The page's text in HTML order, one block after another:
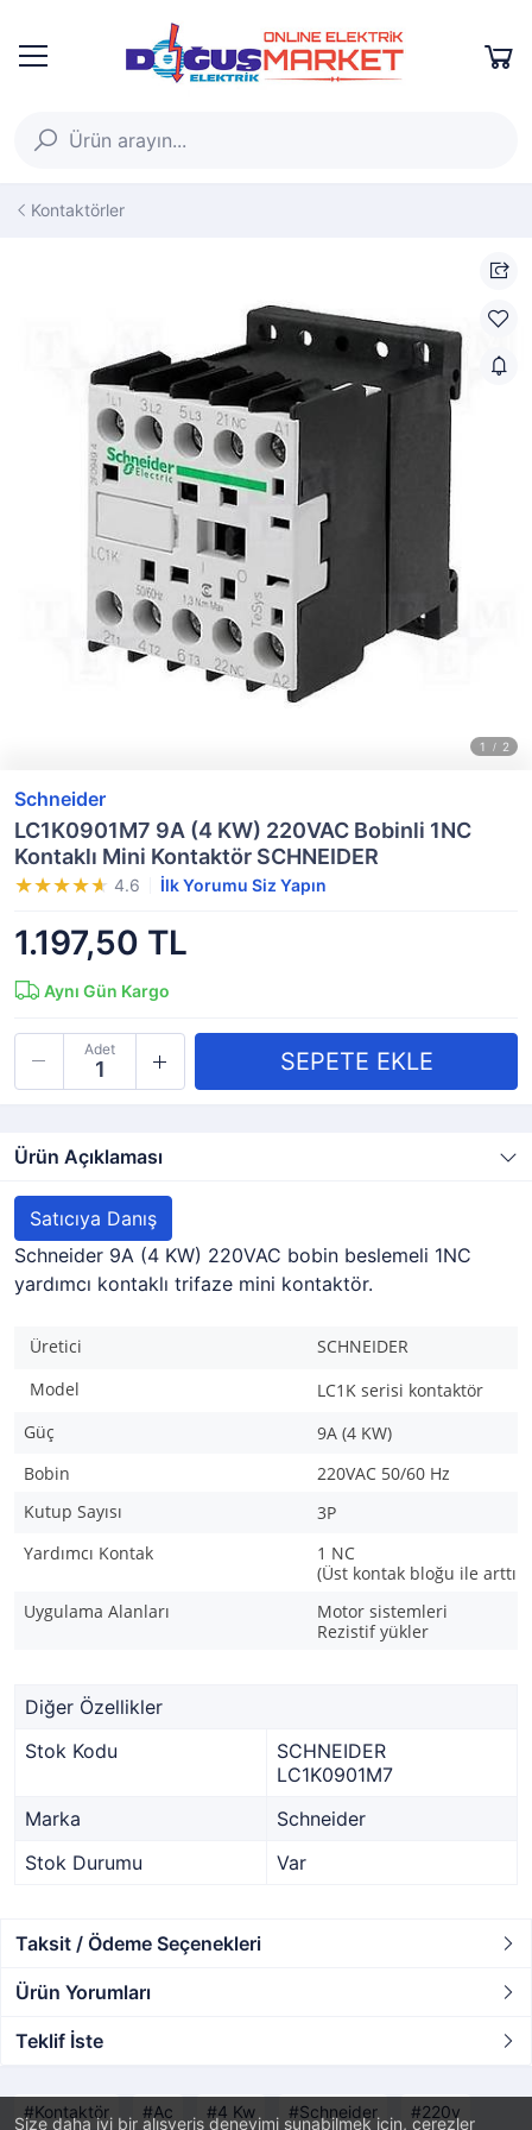
Size daha iyi bir alışveriş deneyimi sunabilmek için, çerezler
Kontaktörler
Schneider
LC1K0901M7 9A (4 KW) 220VAC Bobinli 1NC
Kontaklı Mini Kontaktör SCHNEIDER
4.6 İlk Yorumu Siz Yapın
1.197,50 TL
Aynı Gün Kargo
Adet
Ürün Açıklaması
Satıcıya Danış
Schneider 9A (4 KW) 220VAC bobin beslemeli 1NC
yardımcı kontaklı trifaze mini kontaktör.
Üretici
SCHNEIDER
Model
LC1K serisi kontaktör
Güç
9A (4 KW)
Bobin
220VAC 50/60 Hz
Kutup Sayısı
3P
Yardımcı Kontak
1 NC
(Üst kontak bloğu ile
Uygulama Alanları
Motor sistemleri
Rezistif yükler
Diğer Özellikler
Stok Kodu
SCHNEIDER
LC1K0901M7
Marka
Schneider
Stok Durumu
Var
Taksit / Ödeme Seçenekleri
Ürün Yorumları
Teklif İste
Kontaktör Ac 4 Kw Schneider 220v